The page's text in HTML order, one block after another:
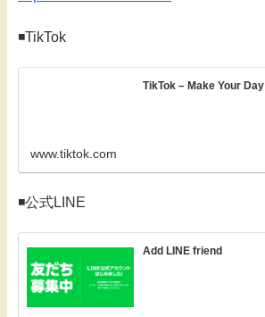
◾️TikTok
TikTok – Make Your Day
www.tiktok.com
◾️公式LINE
Add LINE friend